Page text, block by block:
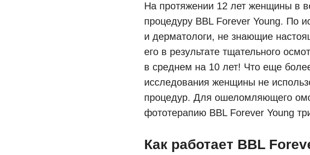
На протяжении 12 лет женщины в
процедуру BBL Forever Young. По
и дерматологи, не знающие
его в результате тщательного
в среднем на 10 лет! Что еще
исследования женщины не
процедур. Для ошеломляющего
фототерапию BBL Forever Young
Как работает BBL